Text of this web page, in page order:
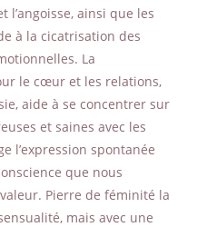
l’angoisse, ainsi que les
à la cicatrisation des
La
le cœur et les relations,
aide à se concentrer sur
et saines avec les
l’expression spontanée
que nous
Pierre de féminité la
mais avec une